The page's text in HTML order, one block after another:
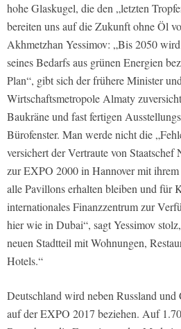
hohe Glaskugel, die den „letzten
bereiten uns auf die Zukunft ohne Öl
Akhmetzhan Yessimov: „Bis 2050
seines Bedarfs aus grünen Energien
Plan“, gibt sich der frühere Minister
Wirtschaftsmetropole Almaty
Baukräne und fast fertigen
Bürofenster. Man werde nicht die
versichert der Vertraute von Staatschef
zur EXPO 2000 in Hannover mit ihrem
alle Pavillons erhalten bleiben und für
internationales Finanzzentrum zur
hier wie in Dubai“, sagt Yessimov
neuen Stadtteil mit Wohnungen,
Hotels.“
Deutschland wird neben Russland
auf der EXPO 2017 beziehen. Auf